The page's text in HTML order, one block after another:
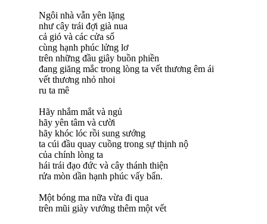
Ngôi nhà vẫn yên lặng
như cây trái đợi già nua
cả gió và các cửa sổ
cùng hạnh phúc lửng lơ
trên những đầu giây buồn phiền
đang giăng mắc trong lòng ta vết thương êm ái
vết thương nhỏ nhoi
ru ta mê
Hãy nhắm mắt và ngủ
hãy yên tâm và cười
hãy khóc lóc rồi sung sướng
ta cúi đầu quay cuồng trong sự thịnh nộ
của chính lòng ta
hái trái đạo đức và cây thánh thiện
rửa mòn dần hạnh phúc vấy bẩn.
Một bóng ma nữa vừa đi qua
trên mũi giày vướng thêm một vết